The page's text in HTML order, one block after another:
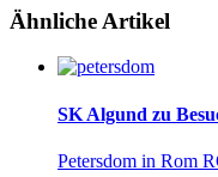
Ähnliche Artikel
SK Algund zu
Petersdom in Rom